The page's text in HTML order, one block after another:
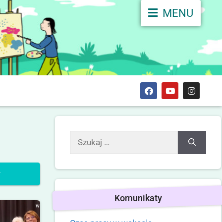
MENU
Komunikaty